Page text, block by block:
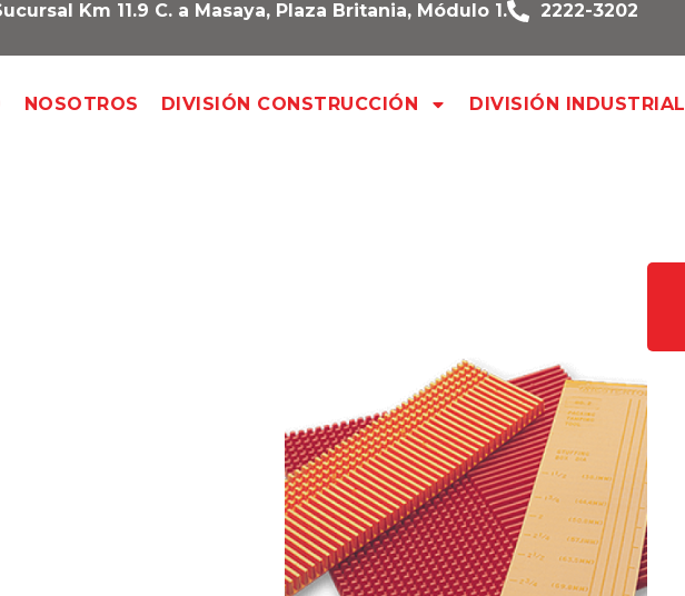
Km 11.9 C. a Masaya, Plaza Britania, Módulo 1. 2222-3202
NOSOTROS DIVISIÓN CONSTRUCCIÓN DIVISIÓN INDUSTRIAL